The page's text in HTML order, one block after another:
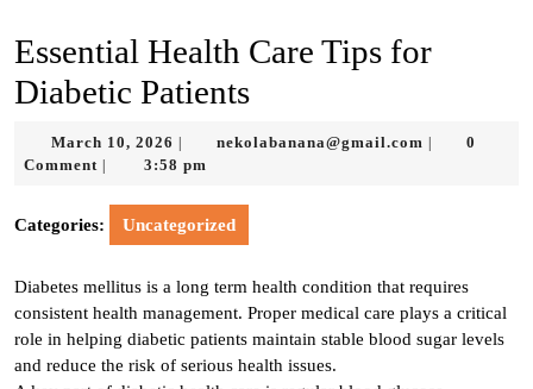
Essential Health Care Tips for
Diabetic Patients
March 10, 2026 March
10,
nekolabanana@gmail.com
0
Comment
3:58 pm
Categories: Uncategorized
Diabetes mellitus is a long term health condition that requires
consistent health management. Proper medical care plays a critical
role in helping diabetic patients maintain stable blood sugar levels
and reduce the risk of serious health issues.